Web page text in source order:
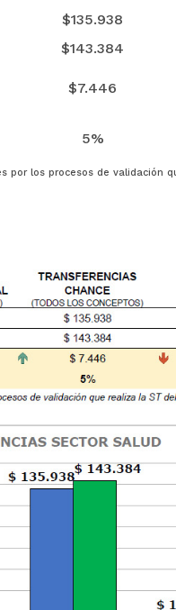
$135.938
$143.384
$7.446
5%
los procesos de validación